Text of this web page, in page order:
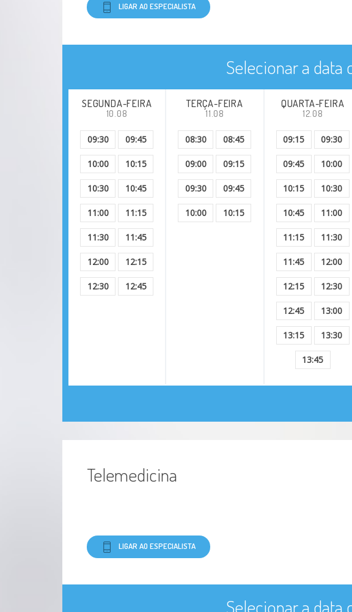
LIGAR AO ESPECIALISTA
Selecionar a
SEGUNDA-FEIRA
10.08
09:30 09:45
10:00 10:15
10:30 10:45
11:00 11:15
11:30 11:45
12:00 12:15
12:30 12:45
TERÇA-FEIRA
11.08
08:30 08:45
09:00 09:15
09:30 09:45
10:00 10:15
QUARTA-FEIRA
12.08
09:15 09:30
09:45 10:00
10:15 10:30
10:45 11:00
11:15 11:30
11:45 12:00
12:15 12:30
12:45 13:00
13:15 13:30
13:45
Telemedicina
LIGAR AO ESPECIALISTA
Selecionar a